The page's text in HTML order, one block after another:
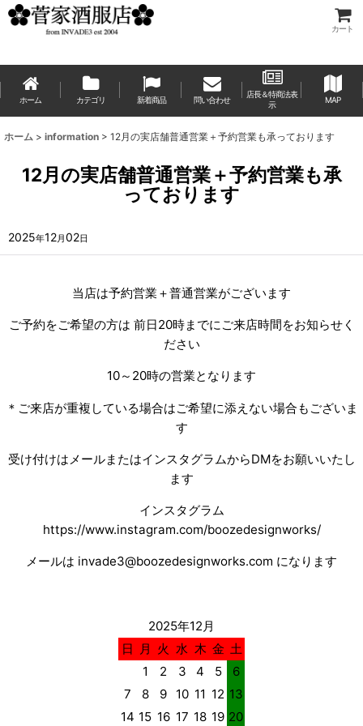
カート
ホーム カテゴリ 新着商品 問い合わせ
店長＆特商法表
示
MAP
ホーム > information > 12月の実店舗普通営業＋予約営業も承っております
12月の実店舗普通営業＋予約営業も承
っております
2025年12月02日
当店は予約営業＋普通営業がございます
ご予約をご希望の方は 前日20時までにご来店時間をお知らせく
ださい
10～20時の営業となります
＊ご来店が重複している場合はご希望に添えない場合もございま
す
受け付けはメールまたはインスタグラムからDMをお願いいたし
ます
インスタグラム
https://www.instagram.com/boozedesignworks/
メールは invade3@boozedesignworks.com になります
2025年12月
日 月 火 水 木 金 土
1
2 3 4 5
6
7
8 9 10 11 12 13
14 15 16 17 18 19 20